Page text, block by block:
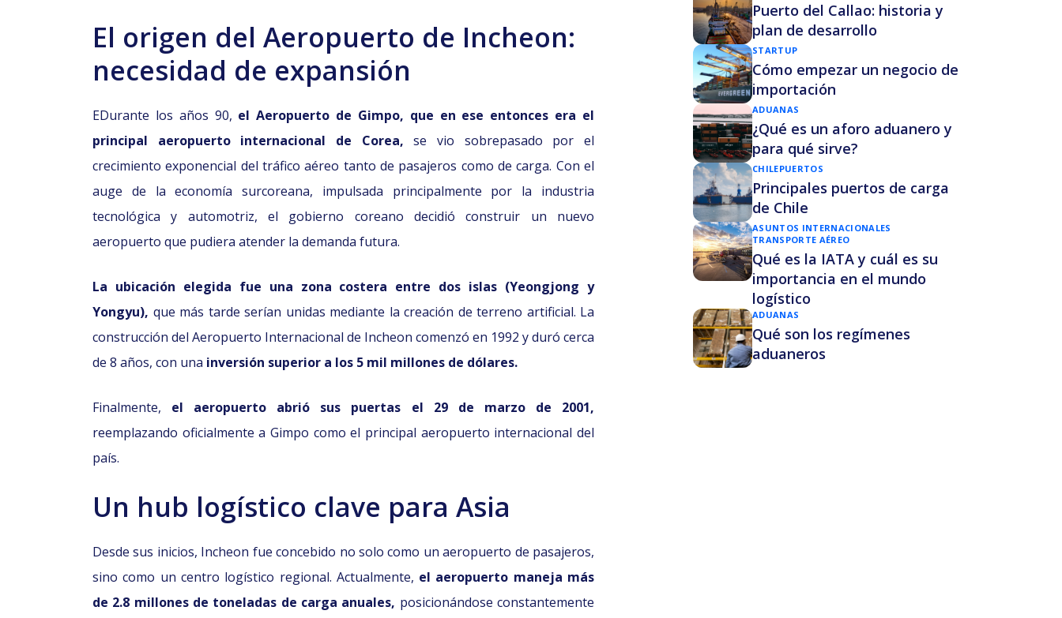
El origen del Aeropuerto de Incheon:
necesidad de expansión
EDurante los años 90, el Aeropuerto de Gimpo, que en ese entonces era el
principal aeropuerto internacional de Corea, se vio sobrepasado por el
crecimiento exponencial del tráfico aéreo tanto de pasajeros como de carga. Con el
auge de la economía surcoreana, impulsada principalmente por la industria
tecnológica y automotriz, el gobierno coreano decidió construir un nuevo
aeropuerto que pudiera atender la demanda futura.
La ubicación elegida fue una zona costera entre dos islas (Yeongjong y
Yongyu), que más tarde serían unidas mediante la creación de terreno artificial. La
construcción del Aeropuerto Internacional de Incheon comenzó en 1992 y duró cerca
de 8 años, con una inversión superior a los 5 mil millones de dólares.
Finalmente, el aeropuerto abrió sus puertas el 29 de marzo de 2001,
reemplazando oficialmente a Gimpo como el principal aeropuerto internacional del
país.
Un hub logístico clave para Asia
Desde sus inicios, Incheon fue concebido no solo como un aeropuerto de pasajeros,
sino como un centro logístico regional. Actualmente, el aeropuerto maneja más
de 2.8 millones de toneladas de carga anuales, posicionándose constantemente
Puerto del Callao: historia y
plan de desarrollo
STARTUP
Cómo empezar un negocio de
importación
ADUANAS
¿Qué es un aforo aduanero y
para qué sirve?
CHILEPUERTOS
Principales puertos de carga
de Chile
ASUNTOS INTERNACIONALES
TRANSPORTE AÉREO
Qué es la IATA y cuál es su
importancia en el mundo
logístico
ADUANAS
Qué son los regímenes
aduaneros